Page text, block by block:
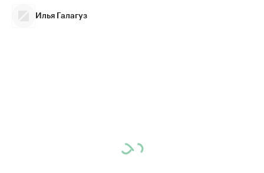
Илья Галагуз